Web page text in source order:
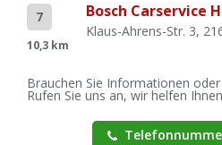
7
10,3 km
Bosch Carservice
Klaus-Ahrens-Str. 3,
Brauchen Sie Informationen oder
Rufen Sie uns an, wir helfen